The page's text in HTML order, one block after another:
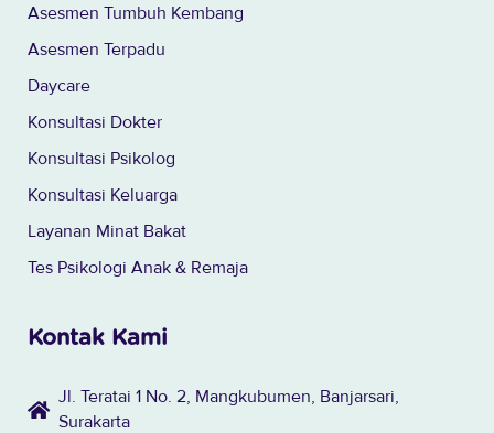
Asesmen Tumbuh Kembang
Asesmen Terpadu
Daycare
Konsultasi Dokter
Konsultasi Psikolog
Konsultasi Keluarga
Layanan Minat Bakat
Tes Psikologi Anak & Remaja
Kontak Kami
Jl. Teratai 1 No. 2, Mangkubumen, Banjarsari,
Surakarta